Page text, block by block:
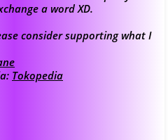
a word XD.
consider supporting what I
Tokopedia